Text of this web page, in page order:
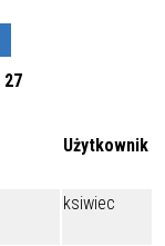
27
Użytkownik
ksiwiec